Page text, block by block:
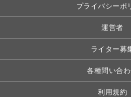
プライバシーポ
運営者
ライター募
各種問い合
利用規約